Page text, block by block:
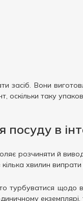
Вони
оскільки таку
посуду в
розчиняти й
кілька хвилин
турбуватися
екземплярі,